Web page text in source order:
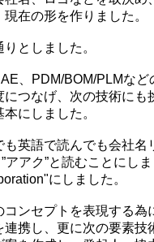
形を作りました。
しました。
BOM/PLMなどの
、次の技術にも挑
しました。
読んでも会社名リ
”と読むことにしま
にしました。
トを表現する為に
更に次の要素技術